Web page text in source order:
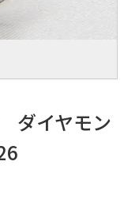
ダイヤモン